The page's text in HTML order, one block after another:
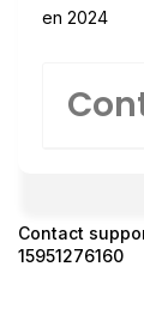
en 2024
Contact
15951276160